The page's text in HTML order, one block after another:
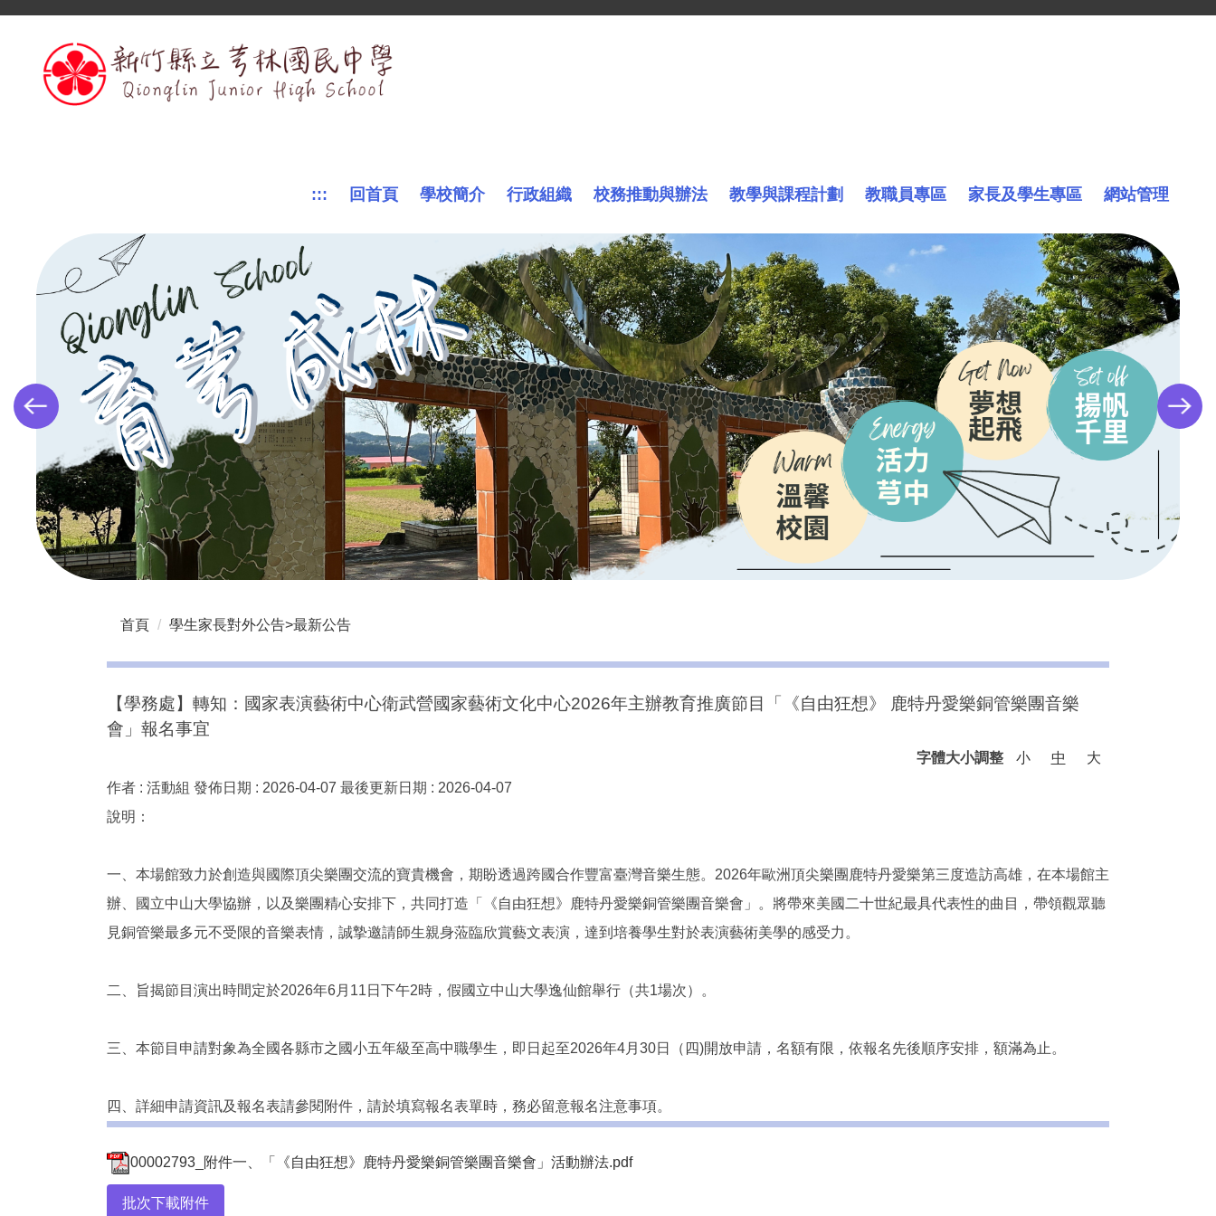
::: 回首頁 學校簡介 行政組織 校務推動與辦法 教學與課程計劃 教職員專區 家長及學生專區 網站管理
首頁 學生家長對外公告>最新公告
【學務處】轉知：國家表演藝術中心衛武營國家藝術文化中心2026年主辦教育推廣節目「《自由狂想》 鹿特丹愛樂銅管樂團音樂
會」報名事宜
字體大小調整 小 中
大
作者 : 活動組 發佈日期 : 2026-04-07 最後更新日期 : 2026-04-07
說明：
一、本場館致力於創造與國際頂尖樂團交流的寶貴機會，期盼透過跨國合作豐富臺灣音樂生態。2026年歐洲頂尖樂團鹿特丹愛樂第三度造訪高雄，在本場館主
辦、國立中山大學協辦，以及樂團精心安排下，共同打造「《自由狂想》鹿特丹愛樂銅管樂團音樂會」。將帶來美國二十世紀最具代表性的曲目，帶領觀眾聽
見銅管樂最多元不受限的音樂表情，誠摯邀請師生親身蒞臨欣賞藝文表演，達到培養學生對於表演藝術美學的感受力。
二、旨揭節目演出時間定於2026年6月11日下午2時，假國立中山大學逸仙館舉行（共1場次）。
三、本節目申請對象為全國各縣市之國小五年級至高中職學生，即日起至2026年4月30日（四)開放申請，名額有限，依報名先後順序安排，額滿為止。
四、詳細申請資訊及報名表請參閱附件，請於填寫報名表單時，務必留意報名注意事項。
00002793_附件一、「《自由狂想》鹿特丹愛樂銅管樂團音樂會」活動辦法.pdf
批次下載附件